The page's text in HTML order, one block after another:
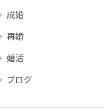
成婚
再婚
婚活
ブログ